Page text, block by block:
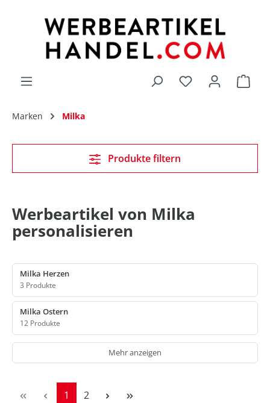
Du hast 0
Marken Milka
Werbeartikel von Milka
personalisieren
Milka Herzen
3 Produkte
Milka Ostern
12 Produkte
Mehr anzeigen
Seite
1 Seite
2
Produkte filtern